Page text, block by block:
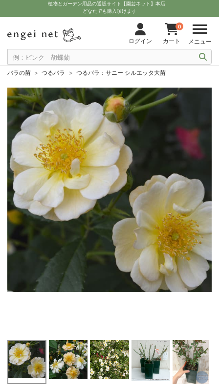
植物とガーデン用品の通販サイト【園芸ネット】本店
どなたでも購入頂けます
ログイン
0
カート メニュー
バラの苗 つるバラ つるバラ：サニー シルエッタ大苗